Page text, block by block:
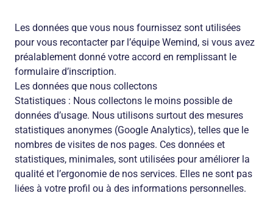
Les données que vous nous fournissez sont utilisées
pour vous recontacter par l’équipe Wemind, si vous avez
préalablement donné votre accord en remplissant le
formulaire d’inscription.
Les données que nous collectons
Statistiques : Nous collectons le moins possible de
données d’usage. Nous utilisons surtout des mesures
statistiques anonymes (Google Analytics), telles que le
nombres de visites de nos pages. Ces données et
statistiques, minimales, sont utilisées pour améliorer la
qualité et l’ergonomie de nos services. Elles ne sont pas
liées à votre profil ou à des informations personnelles.